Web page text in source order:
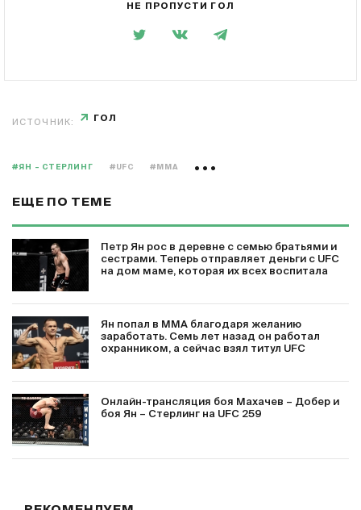
НЕ ПРОПУСТИ ГОЛ
ИСТОЧНИК: ГОЛ
#ЯН – СТЕРЛИНГ #UFC #MMA
ЕЩЕ ПО ТЕМЕ
Петр Ян рос в деревне с семью братьями и
сестрами. Теперь отправляет деньги с UFC
на дом маме, которая их всех воспитала
Ян попал в ММА благодаря желанию
заработать. Семь лет назад он работал
охранником, а сейчас взял титул UFC
Онлайн-трансляция боя Махачев – Добер и
боя Ян – Стерлинг на UFC 259